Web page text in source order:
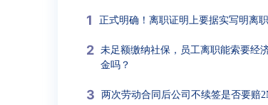
1 正式明确！离职证明上要据实写明离
2 未足额缴纳社保，员工离职能索要经
金吗？
3 两次劳动合同后公司不续签是否要赔